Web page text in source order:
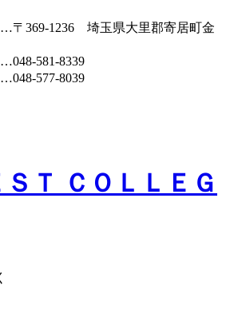
〒369-1236 埼玉県大里郡寄居町金
048-581-8339
577-8039
Ｔ ＣＯＬＬＥＧ